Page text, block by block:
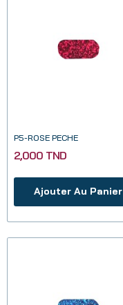
P5-ROSE PECHE
2,000 TND
Ajouter Au Panier